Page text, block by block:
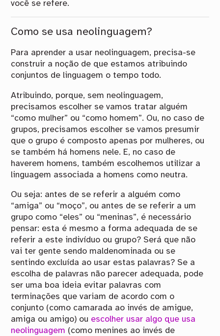
você se refere.
Como se usa neolinguagem?
Para aprender a usar neolinguagem, precisa-se
construir a noção de que estamos atribuindo
conjuntos de linguagem o tempo todo.
Atribuindo, porque, sem neolinguagem,
precisamos escolher se vamos tratar alguém
“como mulher” ou “como homem”. Ou, no caso de
grupos, precisamos escolher se vamos presumir
que o grupo é composto apenas por mulheres, ou
se também há homens nele. E, no caso de
haverem homens, também escolhemos utilizar a
linguagem associada a homens como neutra.
Ou seja: antes de se referir a alguém como
“amiga” ou “moço”, ou antes de se referir a um
grupo como “eles” ou “meninas”, é necessário
pensar: esta é mesmo a forma adequada de se
referir a este indivíduo ou grupo? Será que não
vai ter gente sendo maldenominada ou se
sentindo excluída ao usar estas palavras? Se a
escolha de palavras não parecer adequada, pode
ser uma boa ideia evitar palavras com
terminações que variam de acordo com o
conjunto (como camarada ao invés de amigue,
amiga ou amigo) ou escolher usar algo que usa
neolinguagem (como menines ao invés de